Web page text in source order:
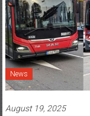
News
August 19, 2025